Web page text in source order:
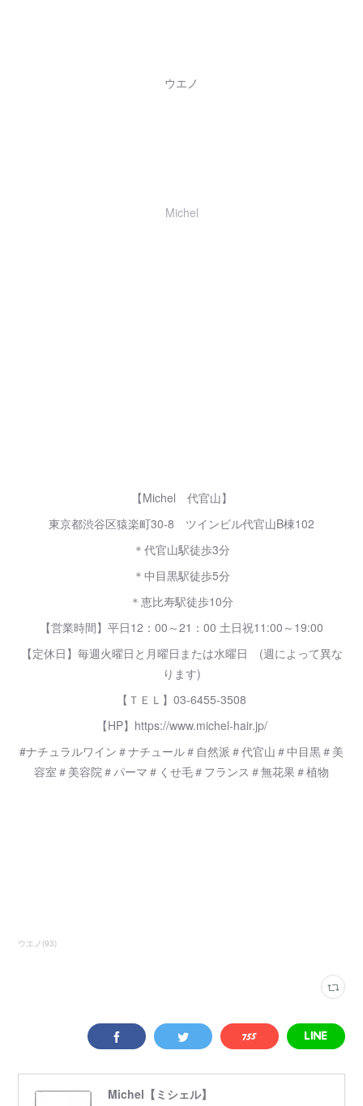
ウエノ
Michel
【Michel 代官山】
東京都渋谷区猿楽町30-8 ツインビル代官山B棟102
＊代官山駅徒歩3分
＊中目黒駅徒歩5分
＊恵比寿駅徒歩10分
【営業時間】平日12：00～21：00 土日祝11:00～19:00
【定休日】毎週火曜日と月曜日または水曜日 (週によって異な
ります)
【ＴＥＬ】03-6455-3508
【HP】https://www.michel-hair.jp/
#ナチュラルワイン＃ナチュール＃自然派＃代官山＃中目黒＃美
容室＃美容院＃パーマ＃くせ毛＃フランス＃無花果＃植物
ウエノ (93)
Michel【ミシェル】